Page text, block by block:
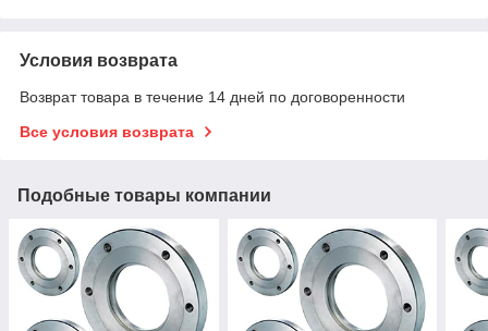
Условия возврата
Возврат товара в течение 14 дней по договоренности
Все условия возврата
Подобные товары компании